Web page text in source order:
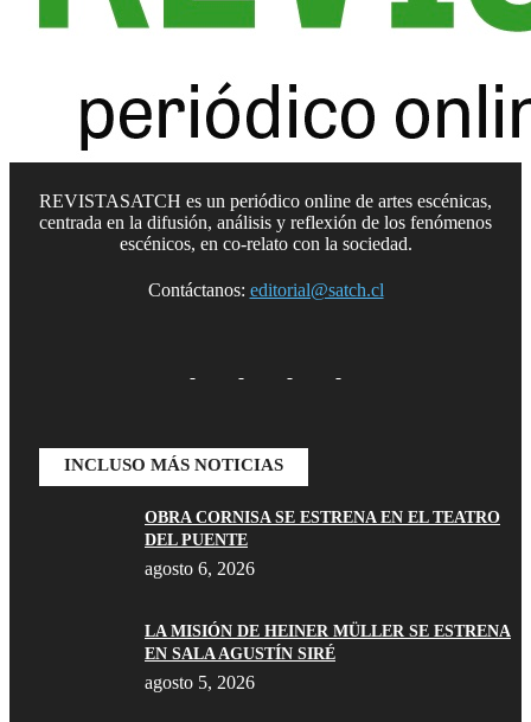
REVISTASATCH es un periódico online de artes escénicas,
centrada en la difusión, análisis y reflexión de los fenómenos
escénicos, en co-relato con la sociedad.
Contáctanos: editorial@satch.cl
INCLUSO MÁS NOTICIAS
OBRA CORNISA SE ESTRENA EN EL TEATRO
DEL PUENTE
agosto 6, 2026
LA MISIÓN DE HEINER MÜLLER SE ESTRENA
EN SALA AGUSTÍN SIRÉ
agosto 5, 2026